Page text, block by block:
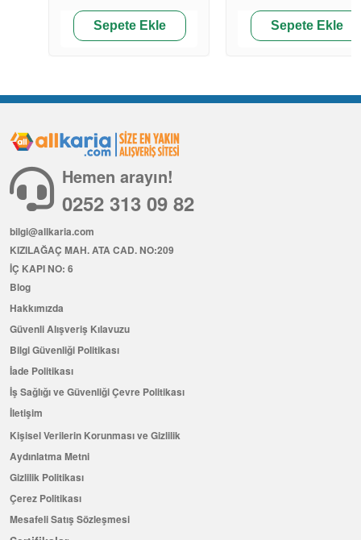
Sepete Ekle Sepete Ekle
Hemen arayın!
0252 313 09 82
bilgi@allkaria.com
KIZILAĞAÇ MAH. ATA CAD. NO:209
İÇ KAPI NO: 6
Blog
Hakkımızda
Güvenli Alışveriş Kılavuzu
Bilgi Güvenliği Politikası
İade Politikası
İş Sağlığı ve Güvenliği Çevre Politikası
İletişim
Kişisel Verilerin Korunması ve Gizlilik
Aydınlatma Metni
Gizlilik Politikası
Çerez Politikası
Mesafeli Satış Sözleşmesi